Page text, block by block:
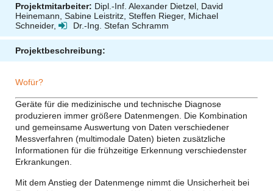
Projektmitarbeiter: Dipl.-Inf. Alexander Dietzel, David
Heinemann, Sabine Leistritz, Steffen Rieger, Michael
Schneider,
Dr.-Ing. Stefan Schramm
Projektbeschreibung:
Wofür?
Geräte für die medizinische und technische Diagnose
produzieren immer größere Datenmengen. Die Kombination
und gemeinsame Auswertung von Daten verschiedener
Messverfahren (multimodale Daten) bieten zusätzliche
Informationen für die frühzeitige Erkennung verschiedenster
Erkrankungen.
Mit dem Anstieg der Datenmenge nimmt die Unsicherheit bei